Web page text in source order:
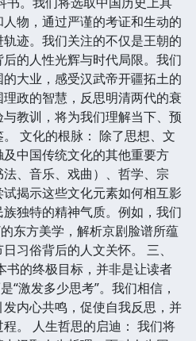
物，通过严谨的考证和生动的
迹。我们关注的不仅是王朝的
的人性光辉与时代局限。我们
大业，感受汉武帝开疆拓土的
政的智慧，反思明清两代的衰
教训，将为我们理解当下、预
文化的根脉： 除了思想、文
中国传统文化的其他重要方
、音乐、戏曲）、哲学、宗
揭示这些文化元素如何相互影
独特的精神气质。例如，我们
东方美学，解析京剧脸谱所蕴
习俗背后的人文关怀。 三、
书的终极目标，并非是让读者
“激发多少思考”。我们相信，
内心共鸣，促使自我反思，并
。 人生哲思的启迪： 我们将